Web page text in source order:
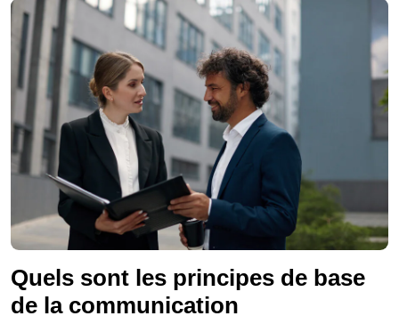
Quels sont les principes de base
de la communication